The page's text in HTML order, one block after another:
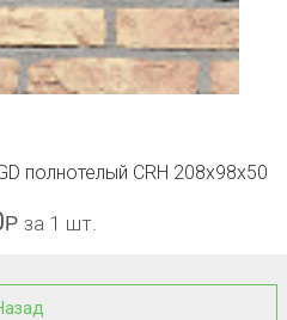
полнотелый CRH 208x98x50
Р за 1 шт.